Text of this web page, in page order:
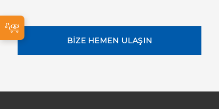
BİZE HEMEN ULAŞIN